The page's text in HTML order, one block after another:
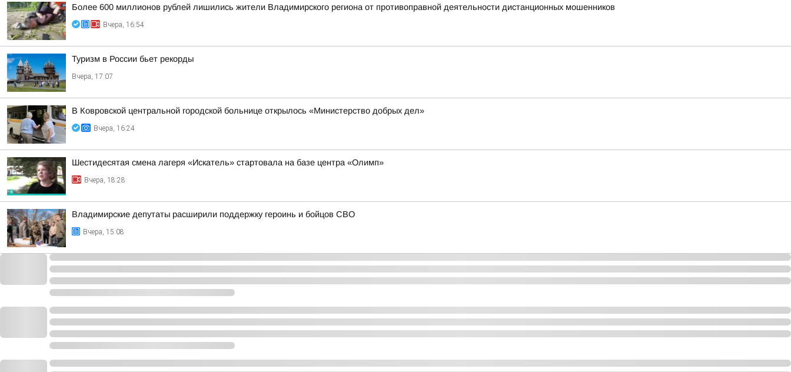
Более 600 миллионов рублей лишились жители Владимирского региона от противоправной деятельности дистанционных мошенников
Вчера, 16:54
Туризм в России бьет рекорды
Вчера, 17:07
В Ковровской центральной городской больнице открылось «Министерство добрых дел»
Вчера, 16:24
Шестидесятая смена лагеря «Искатель» стартовала на базе центра «Олимп»
Вчера, 18:28
Владимирские депутаты расширили поддержку героинь и бойцов СВО
Вчера, 15:08